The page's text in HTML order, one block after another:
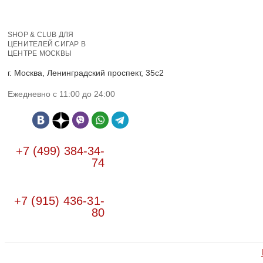
SHOP & CLUB ДЛЯ
ЦЕНИТЕЛЕЙ СИГАР В
ЦЕНТРЕ МОСКВЫ
г. Москва, Ленинградский проспект, 35с2
Ежедневно с 11:00 до 24:00
+7 (499) 384-34-
74
+7 (915) 436-31-
80